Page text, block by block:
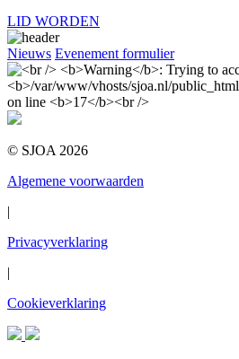
LID WORDEN
Nieuws Evenement formulier
© SJOA 2026
Algemene voorwaarden
|
Privacyverklaring
|
Cookieverklaring